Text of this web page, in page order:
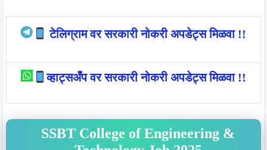
टेलिग्राम वर सरकारी नोकरी अपडेट्स मिळवा !!
व्हाट्सअँप वर सरकारी नोकरी अपडेट्स मिळवा !!
SSBT College of Engineering &